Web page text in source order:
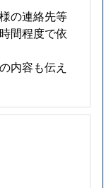
の連絡先等
間程度で依
内容も伝え